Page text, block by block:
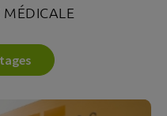
MÉDICALE